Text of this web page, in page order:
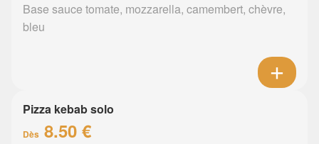
Base sauce tomate, mozzarella, camembert, chèvre,
bleu
Pizza kebab solo
Dès 8.50 €